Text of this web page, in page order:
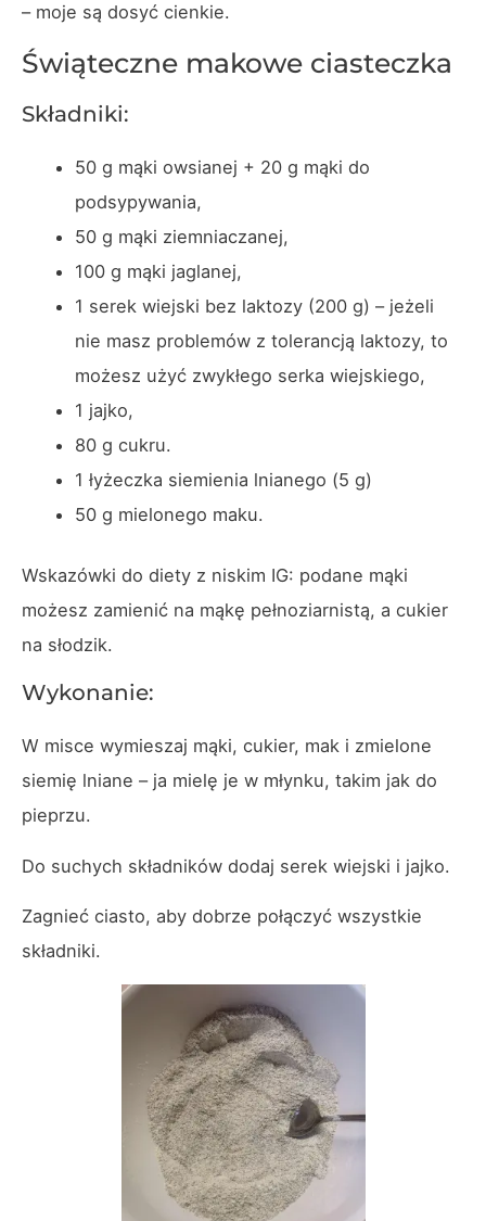
– moje są dosyć cienkie.
Świąteczne makowe ciasteczka
Składniki:
50 g mąki owsianej + 20 g mąki do
podsypywania,
50 g mąki ziemniaczanej,
100 g mąki jaglanej,
1 serek wiejski bez laktozy (200 g) – jeżeli
nie masz problemów z tolerancją laktozy, to
możesz użyć zwykłego serka wiejskiego,
1 jajko,
80 g cukru.
1 łyżeczka siemienia lnianego (5 g)
50 g mielonego maku.
Wskazówki do diety z niskim IG: podane mąki
możesz zamienić na mąkę pełnoziarnistą, a cukier
na słodzik.
Wykonanie:
W misce wymieszaj mąki, cukier, mak i zmielone
siemię lniane – ja mielę je w młynku, takim jak do
pieprzu.
Do suchych składników dodaj serek wiejski i jajko.
Zagnieć ciasto, aby dobrze połączyć wszystkie
składniki.